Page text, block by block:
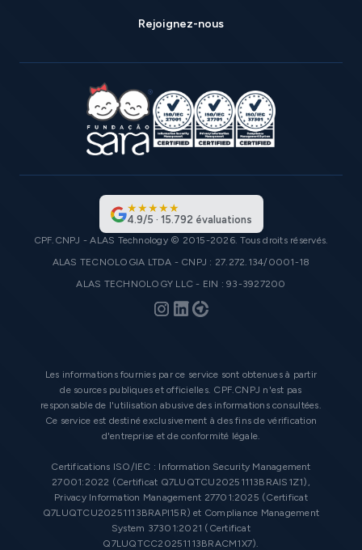
Rejoignez-nous
★★★★★
4.9/5 · 15.792 évaluations
CPF.CNPJ - ALAS Technology © 2015-2026. Tous droits réservés.
ALAS TECNOLOGIA LTDA - CNPJ : 27.272.134/0001-18
ALAS TECHNOLOGY LLC - EIN : 93-3927200
Les informations fournies par ce service sont obtenues à partir
de sources publiques et officielles. CPF.CNPJ n'est pas
responsable de l'utilisation abusive des informations consultées.
Ce service est destiné exclusivement à des fins de vérification
d'entreprise et de conformité légale.
Certifications ISO/IEC : Information Security Management
27001:2022 (Certificat Q7LUQTCU20251113BRAIS1Z1),
Privacy Information Management 27701:2025 (Certificat
Q7LUQTCU20251113BRAPI15R) et Compliance Management
System 37301:2021 (Certificat
Q7LUQTCC20251113BRACM1X7).